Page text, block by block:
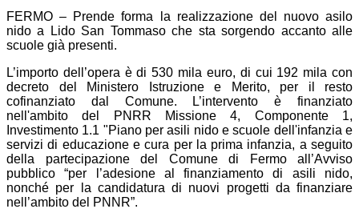
FERMO – Prende forma la realizzazione del nuovo asilo
nido a Lido San Tommaso che sta sorgendo accanto alle
scuole già presenti.
L’importo dell’opera è di 530 mila euro, di cui 192 mila con
decreto del Ministero Istruzione e Merito, per il resto
cofinanziato dal Comune. L’intervento è finanziato
nell'ambito del PNRR Missione 4, Componente 1,
Investimento 1.1 "Piano per asili nido e scuole dell'infanzia e
servizi di educazione e cura per la prima infanzia, a seguito
della partecipazione del Comune di Fermo all’Avviso
pubblico “per l’adesione al finanziamento di asili nido,
nonché per la candidatura di nuovi progetti da finanziare
nell’ambito del PNNR”.